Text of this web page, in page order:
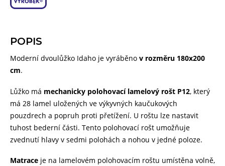
POPIS
Moderní dvoulůžko Idaho je vyráběno v rozměru 180x200
cm.
Lůžko má mechanicky polohovací lamelový rošt P12, který
má 28 lamel uložených ve výkyvných kaučukových
pouzdrech a popruh proti přetížení. U roštu lze nastavit
tuhost bederní části. Tento polohovací rošt umožňuje
zvednutí hlavy v sedmi polohách a nohou v jedné poloze.
Matrace je na lamelovém polohovacím roštu umístěna volně,